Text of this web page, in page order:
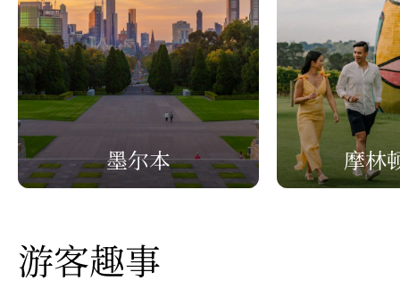
墨尔本 摩林
游客趣事